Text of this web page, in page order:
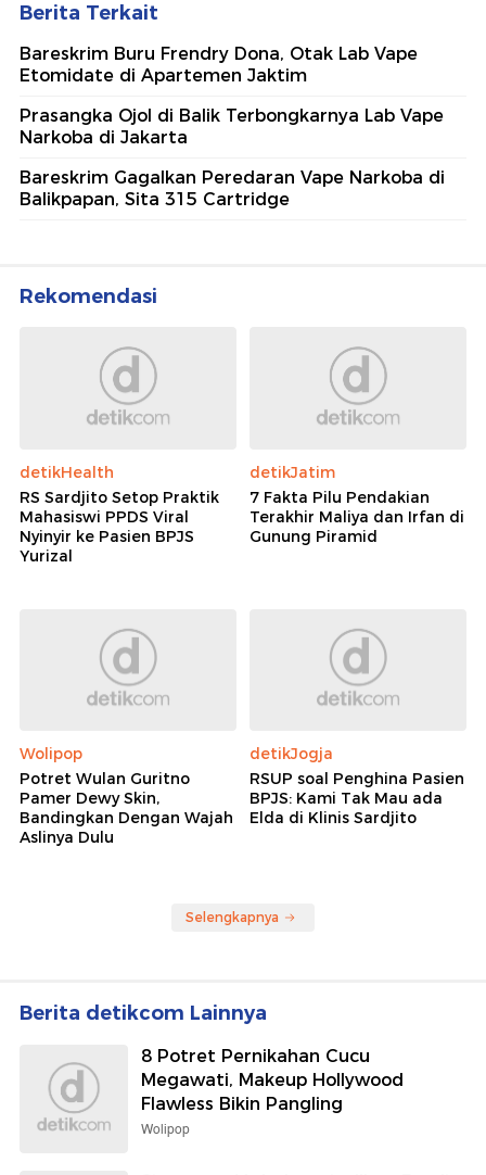
Berita Terkait
Bareskrim Buru Frendry Dona, Otak Lab Vape
Etomidate di Apartemen Jaktim
Prasangka Ojol di Balik Terbongkarnya Lab Vape
Narkoba di Jakarta
Bareskrim Gagalkan Peredaran Vape Narkoba di
Balikpapan, Sita 315 Cartridge
Rekomendasi
detikHealth
RS Sardjito Setop Praktik
Mahasiswi PPDS Viral
Nyinyir ke Pasien BPJS
Yurizal
detikJatim
7 Fakta Pilu Pendakian
Terakhir Maliya dan Irfan di
Gunung Piramid
Wolipop
Potret Wulan Guritno
Pamer Dewy Skin,
Bandingkan Dengan Wajah
Aslinya Dulu
detikJogja
RSUP soal Penghina Pasien
BPJS: Kami Tak Mau ada
Elda di Klinis Sardjito
Selengkapnya
Berita detikcom Lainnya
8 Potret Pernikahan Cucu
Megawati, Makeup Hollywood
Flawless Bikin Pangling
Wolipop